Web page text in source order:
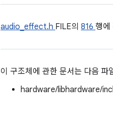
audio_effect.h FILE의 816 행에
이 구조체에 관한 문서는 다음 파
hardware/libhardware/